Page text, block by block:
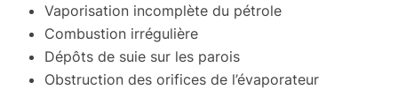
Vaporisation incomplète du pétrole
Combustion irrégulière
Dépôts de suie sur les parois
Obstruction des orifices de l’évaporateur